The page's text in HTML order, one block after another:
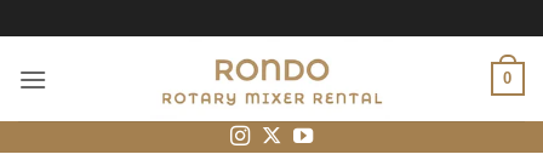
to
content
0